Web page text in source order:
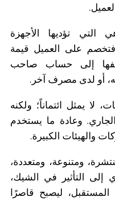
التي تؤديها الأجهزة
فتخصم على العميل قيمة
إلى حساب صاحب
أو لدى مصرف آخر.
لا يمثل ائتماناً؛ ولكنه
وعادة ما يستخدم
والهيئات الكبيرة.
ومتنوعة، ومتعددة،
إلى التأثير في الشيك،
ليصبح قاصرًا